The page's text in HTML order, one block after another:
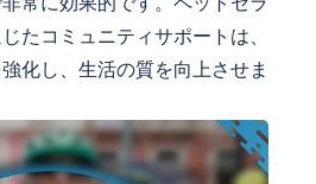
たコミュニティサポートは、
化し、生活の質を向上させま